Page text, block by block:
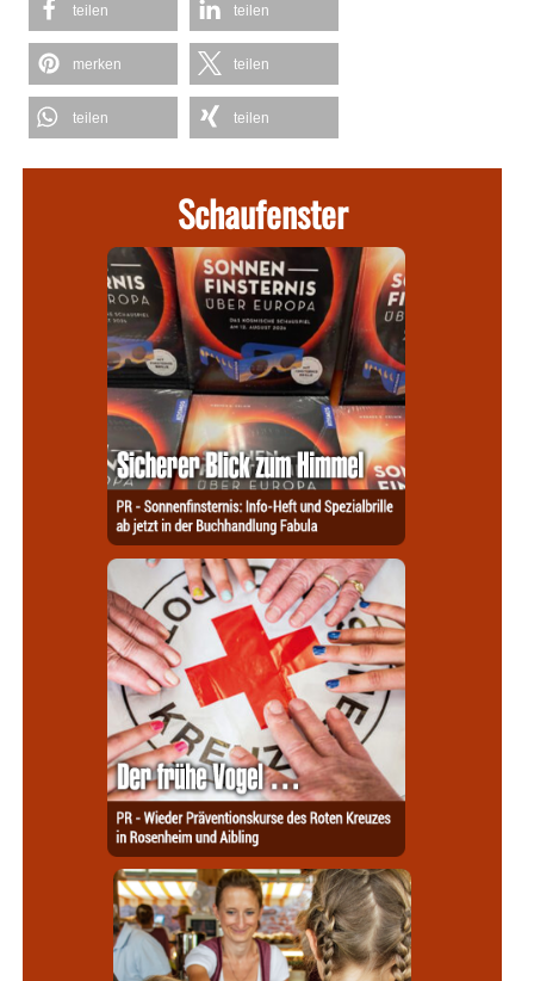
teilen teilen
merken teilen
teilen teilen
Schaufenster